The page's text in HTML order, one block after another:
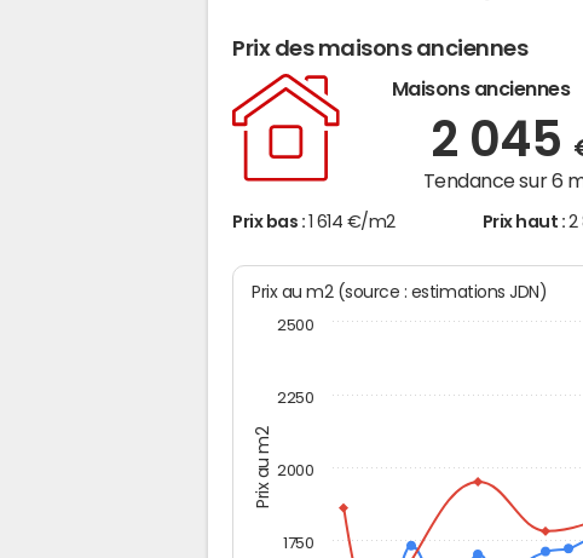
Prix des maisons anciennes
Maisons anciennes
2 045
Tendance sur 6
Prix bas : 1 614 €/m2 Prix haut : 2
Prix au m2
Prix au m2 (source : estimations JDN)
2000
1750
2250
2500